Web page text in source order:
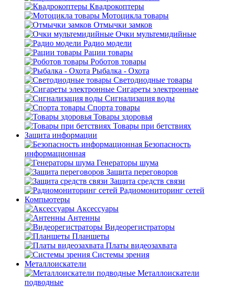
Квадрокоптеры
Мотоцикла товары
Отмычки замков
Очки мультемидийные
Радио модели
Рации товары
Роботов товары
Рыбалка - Охота
Светодиодные товары
Сигареты электронные
Сигнализация воды
Спорта товары
Товары здоровья
Товары при бетствиях
Защита информации
Безопасность
информационная
Генераторы шума
Защита переговоров
Защита средств связи
Радиомониторинг сетей
Компьютеры
Аксессуары
Антенны
Видеорегистраторы
Планшеты
Платы видеозахвата
Системы зрения
Металлоискатели
Металлоискатели
подводные